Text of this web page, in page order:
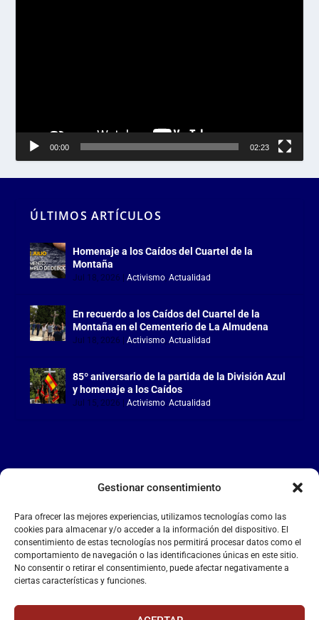
Gestionar consentimiento
Para ofrecer las mejores experiencias, utilizamos tecnologías como las
cookies para almacenar y/o acceder a la información del dispositivo. El
consentimiento de estas tecnologías nos permitirá procesar datos como el
comportamiento de navegación o las identificaciones únicas en este sitio.
No consentir o retirar el consentimiento, puede afectar negativamente a
ciertas características y funciones.
00:00 02:23
ÚLTIMOS ARTÍCULOS
Homenaje a los Caídos del Cuartel de la
Montaña
Jul 18, 2026 |Activismo ,Actualidad
En recuerdo a los Caídos del Cuartel de la
Montaña en el Cementerio de La Almudena
Jul 18, 2026 |Activismo ,Actualidad
85º aniversario de la partida de la División Azul
y homenaje a los Caídos
Jul 15, 2026 |Activismo ,Actualidad
LA FALANGE
Reproductor
de
vídeo